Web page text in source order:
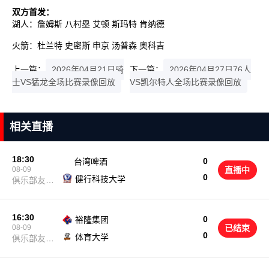
双方首发：
湖人：詹姆斯 八村塁 艾顿 斯玛特 肯纳德
火箭：杜兰特 史密斯 申京 汤普森 奥科吉
上一篇：
2026年04月21日骑
士VS猛龙全场比赛录像回放
下一篇：
2026年04月27日76人
VS凯尔特人全场比赛录像回放
相关直播
18:30
08-09
俱乐部友谊
台湾啤酒
0
0
健行科技大学
直播中
16:30
08-09
俱乐部友谊
裕隆集团
0
0
体育大学
已结束